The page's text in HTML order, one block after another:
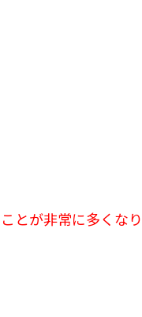
とが非常に多くなり